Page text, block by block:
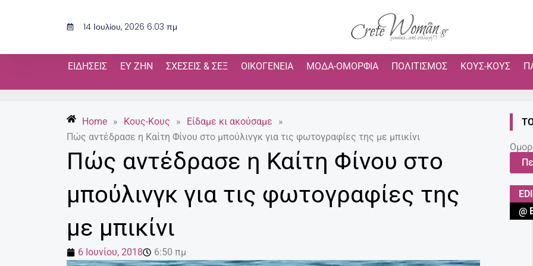
14 Ιουλίου, 2026 6:03 πμ
ΕΙΔΉΣΕΙΣ ΕΥ ΖΗΝ ΣΧΈΣΕΙΣ & ΣΕΞ ΟΙΚΟΓΈΝΕΙΑ ΜΌΔΑ-ΟΜΟΡΦΙΆ ΠΟΛΙΤΙΣΜΌΣ ΚΟΥΣ-ΚΟΥΣ
Home » Κους-Κους » Είδαμε κι ακούσαμε
»
Πώς αντέδρασε η Καίτη Φίνου στο μπούλινγκ για τις φωτογραφίες της με μπικίνι
Πώς αντέδρασε η Καίτη Φίνου στο
μπούλινγκ για τις φωτογραφίες της
με μπικίνι
6 Ιουνίου, 2018 6:50 πμ
@